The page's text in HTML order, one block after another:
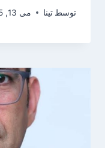
توسط تینا می 13, 2025